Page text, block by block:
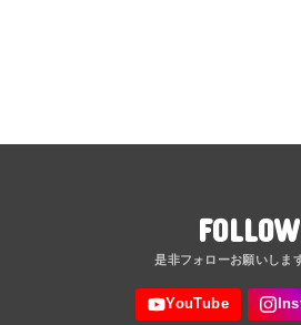
FOLLOW